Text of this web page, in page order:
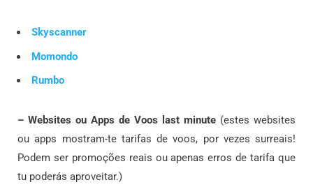
Skyscanner
Momondo
Rumbo
– Websites ou Apps de Voos last minute (estes websites
ou apps mostram-te tarifas de voos, por vezes surreais!
Podem ser promoções reais ou apenas erros de tarifa que
tu poderás aproveitar.)